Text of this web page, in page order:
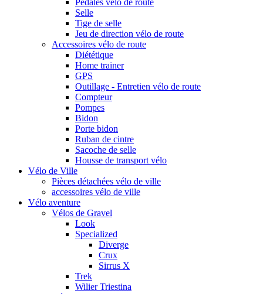
Pédales vélo de route
Selle
Tige de selle
Jeu de direction vélo de route
Accessoires vélo de route
Diététique
Home trainer
GPS
Outillage - Entretien vélo de route
Compteur
Pompes
Bidon
Porte bidon
Ruban de cintre
Sacoche de selle
Housse de transport vélo
Vélo de Ville
Pièces détachées vélo de ville
accessoires vélo de ville
Vélo aventure
Vélos de Gravel
Look
Specialized
Diverge
Crux
Sirrus X
Trek
Wilier Triestina